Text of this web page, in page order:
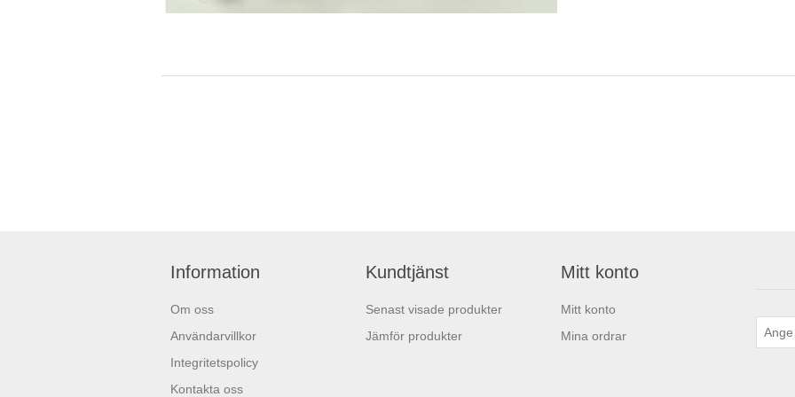
Information
Om oss
Användarvillkor
Integritetspolicy
Kontakta oss
Kundtjänst
Senast visade produkter
Jämför produkter
Mitt konto
Mitt konto
Mina ordrar